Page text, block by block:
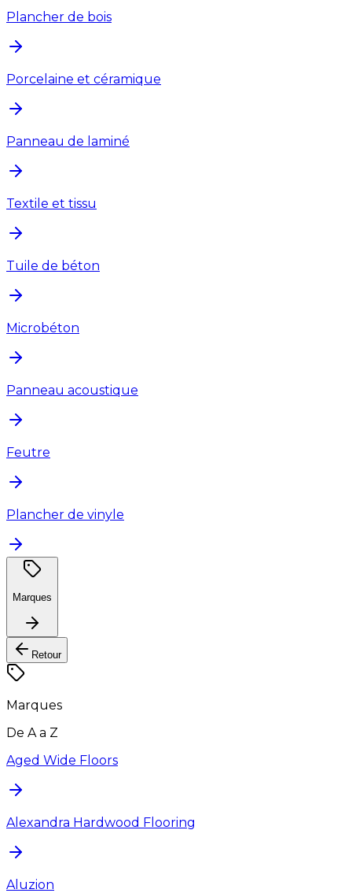
Plancher de bois
Porcelaine et céramique
Panneau de laminé
Textile et tissu
Tuile de béton
Microbéton
Panneau acoustique
Feutre
Plancher de vinyle
Marques
Retour
Marques
De A a Z
Aged Wide Floors
Alexandra Hardwood Flooring
Aluzion